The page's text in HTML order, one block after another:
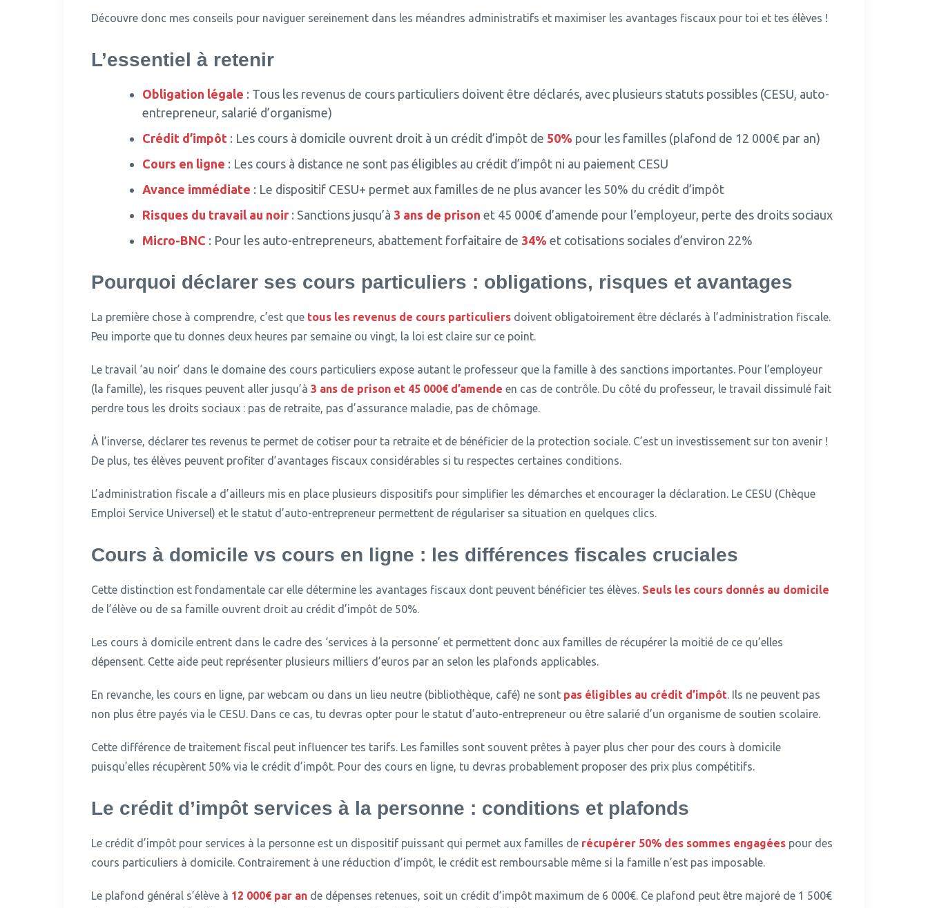
Découvre donc mes conseils pour naviguer sereinement dans les méandres administratifs et maximiser les avantages fiscaux pour toi et tes élèves !
L’essentiel à retenir
Obligation légale : Tous les revenus de cours particuliers doivent être déclarés, avec plusieurs statuts possibles (CESU, auto-
entrepreneur, salarié d’organisme)
Crédit d’impôt : Les cours à domicile ouvrent droit à un crédit d’impôt de 50% pour les familles (plafond de 12 000€ par an)
Cours en ligne : Les cours à distance ne sont pas éligibles au crédit d’impôt ni au paiement CESU
Avance immédiate : Le dispositif CESU+ permet aux familles de ne plus avancer les 50% du crédit d’impôt
Risques du travail au noir : Sanctions jusqu’à 3 ans de prison et 45 000€ d’amende pour l’employeur, perte des droits sociaux
Micro-BNC : Pour les auto-entrepreneurs, abattement forfaitaire de 34% et cotisations sociales d’environ 22%
Pourquoi déclarer ses cours particuliers : obligations, risques et avantages
La première chose à comprendre, c’est que tous les revenus de cours particuliers doivent obligatoirement être déclarés à l’administration fiscale.
Peu importe que tu donnes deux heures par semaine ou vingt, la loi est claire sur ce point.
Le travail ‘au noir’ dans le domaine des cours particuliers expose autant le professeur que la famille à des sanctions importantes. Pour l’employeur
(la famille), les risques peuvent aller jusqu’à 3 ans de prison et 45 000€ d’amende en cas de contrôle. Du côté du professeur, le travail dissimulé fait
perdre tous les droits sociaux : pas de retraite, pas d’assurance maladie, pas de chômage.
À l’inverse, déclarer tes revenus te permet de cotiser pour ta retraite et de bénéficier de la protection sociale. C’est un investissement sur ton avenir !
De plus, tes élèves peuvent profiter d’avantages fiscaux considérables si tu respectes certaines conditions.
L’administration fiscale a d’ailleurs mis en place plusieurs dispositifs pour simplifier les démarches et encourager la déclaration. Le CESU (Chèque
Emploi Service Universel) et le statut d’auto-entrepreneur permettent de régulariser sa situation en quelques clics.
Cours à domicile vs cours en ligne : les différences fiscales cruciales
Cette distinction est fondamentale car elle détermine les avantages fiscaux dont peuvent bénéficier tes élèves. Seuls les cours donnés au domicile
de l’élève ou de sa famille ouvrent droit au crédit d’impôt de 50%.
Les cours à domicile entrent dans le cadre des ‘services à la personne’ et permettent donc aux familles de récupérer la moitié de ce qu’elles
dépensent. Cette aide peut représenter plusieurs milliers d’euros par an selon les plafonds applicables.
En revanche, les cours en ligne, par webcam ou dans un lieu neutre (bibliothèque, café) ne sont pas éligibles au crédit d’impôt. Ils ne peuvent pas
non plus être payés via le CESU. Dans ce cas, tu devras opter pour le statut d’auto-entrepreneur ou être salarié d’un organisme de soutien scolaire.
Cette différence de traitement fiscal peut influencer tes tarifs. Les familles sont souvent prêtes à payer plus cher pour des cours à domicile
puisqu’elles récupèrent 50% via le crédit d’impôt. Pour des cours en ligne, tu devras probablement proposer des prix plus compétitifs.
Le crédit d’impôt services à la personne : conditions et plafonds
Le crédit d’impôt pour services à la personne est un dispositif puissant qui permet aux familles de récupérer 50% des sommes engagées pour des
cours particuliers à domicile. Contrairement à une réduction d’impôt, le crédit est remboursable même si la famille n’est pas imposable.
Le plafond général s’élève à 12 000€ par an de dépenses retenues, soit un crédit d’impôt maximum de 6 000€. Ce plafond peut être majoré de 1 500€